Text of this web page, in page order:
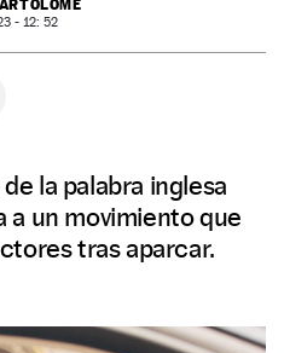
- 12: 52
la palabra inglesa
a un movimiento que
tras aparcar.